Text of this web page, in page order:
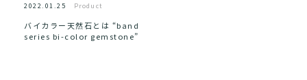
2022.01.25 Product
バイカラー天然石とは “band
series bi-color gemstone”